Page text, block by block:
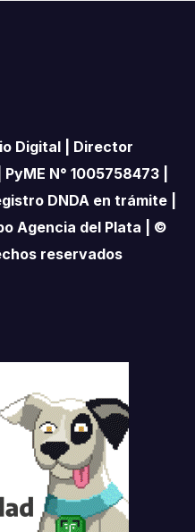
Digital | Director
N° 1005758473 |
DNDA en trámite |
Agencia del Plata | ©
reservados